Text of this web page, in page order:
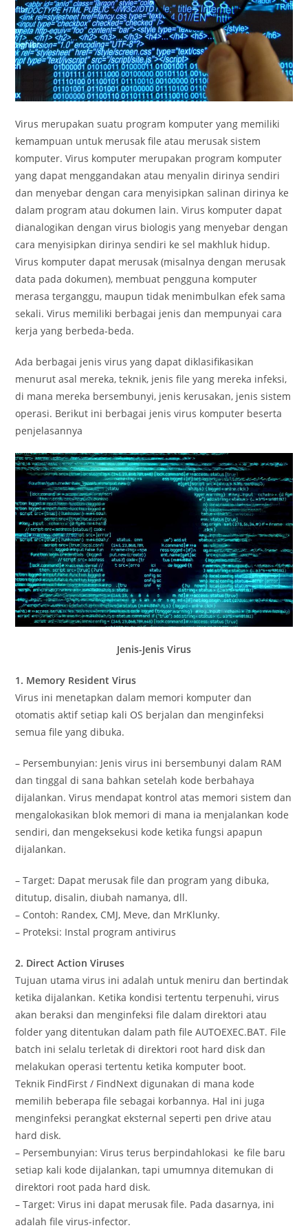
Virus merupakan suatu program komputer yang memiliki
kemampuan untuk merusak file atau merusak sistem
komputer. Virus komputer merupakan program komputer
yang dapat menggandakan atau menyalin dirinya sendiri
dan menyebar dengan cara menyisipkan salinan dirinya ke
dalam program atau dokumen lain. Virus komputer dapat
dianalogikan dengan virus biologis yang menyebar dengan
cara menyisipkan dirinya sendiri ke sel makhluk hidup.
Virus komputer dapat merusak (misalnya dengan merusak
data pada dokumen), membuat pengguna komputer
merasa terganggu, maupun tidak menimbulkan efek sama
sekali. Virus memiliki berbagai jenis dan mempunyai cara
kerja yang berbeda-beda.
Ada berbagai jenis virus yang dapat diklasifikasikan
menurut asal mereka, teknik, jenis file yang mereka infeksi,
di mana mereka bersembunyi, jenis kerusakan, jenis sistem
operasi. Berikut ini berbagai jenis virus komputer beserta
penjelasannya
Jenis-Jenis Virus
1. Memory Resident Virus
Virus ini menetapkan dalam memori komputer dan
otomatis aktif setiap kali OS berjalan dan menginfeksi
semua file yang dibuka.
– Persembunyian: Jenis virus ini bersembunyi dalam RAM
dan tinggal di sana bahkan setelah kode berbahaya
dijalankan. Virus mendapat kontrol atas memori sistem dan
mengalokasikan blok memori di mana ia menjalankan kode
sendiri, dan mengeksekusi kode ketika fungsi apapun
dijalankan.
– Target: Dapat merusak file dan program yang dibuka,
ditutup, disalin, diubah namanya, dll.
– Contoh: Randex, CMJ, Meve, dan MrKlunky.
– Proteksi: Instal program antivirus
2. Direct Action Viruses
Tujuan utama virus ini adalah untuk meniru dan bertindak
ketika dijalankan. Ketika kondisi tertentu terpenuhi, virus
akan beraksi dan menginfeksi file dalam direktori atau
folder yang ditentukan dalam path file AUTOEXEC.BAT. File
batch ini selalu terletak di direktori root hard disk dan
melakukan operasi tertentu ketika komputer boot.
Teknik FindFirst / FindNext digunakan di mana kode
memilih beberapa file sebagai korbannya. Hal ini juga
menginfeksi perangkat eksternal seperti pen drive atau
hard disk.
– Persembunyian: Virus terus berpindahlokasi ke file baru
setiap kali kode dijalankan, tapi umumnya ditemukan di
direktori root pada hard disk.
– Target: Virus ini dapat merusak file. Pada dasarnya, ini
adalah file virus-infector.